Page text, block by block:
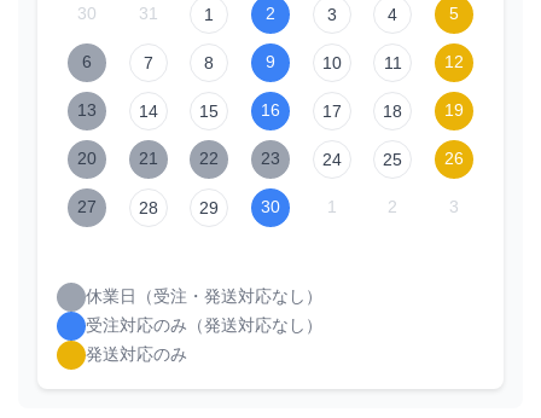
30 31 1 2 3 4 5
6 7 8 9 10 11 12
13 14 15 16 17 18 19
20 21 22 23 24 25 26
27 28 29 30 1 2 3
休業日（受注・発送対応なし）
受注対応のみ（発送対応なし）
発送対応のみ